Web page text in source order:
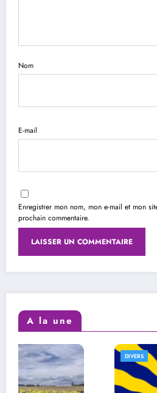
Nom
E-mail
Enregistrer mon nom, mon e-mail et mon
prochain commentaire.
A la une
DIVERS